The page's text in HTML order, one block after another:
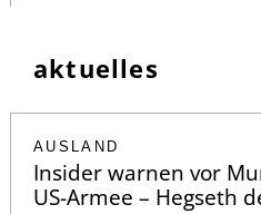
aktuelles
AUSLAND
Insider warnen vor
US-Armee – Hegseth